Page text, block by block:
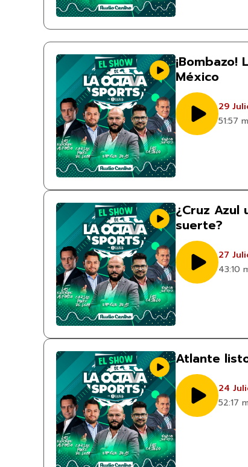
México
29
51:57
¿Cruz
suerte?
27
43:10
Atlante
24
52:17